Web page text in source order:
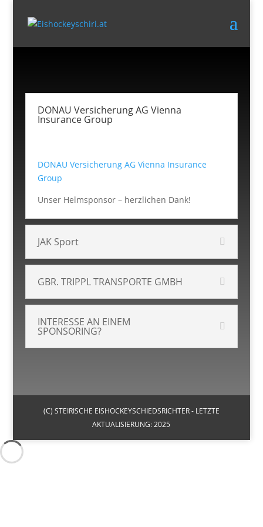
DONAU Versicherung AG Vienna
Insurance Group
DONAU Versicherung AG Vienna Insurance
Group
Unser Helmsponsor – herzlichen Dank!
JAK Sport
GBR. TRIPPL TRANSPORTE GMBH
INTERESSE AN EINEM
SPONSORING?
(C) STEIRISCHE EISHOCKEYSCHIEDSRICHTER - LETZTE
AKTUALISIERUNG: 2025